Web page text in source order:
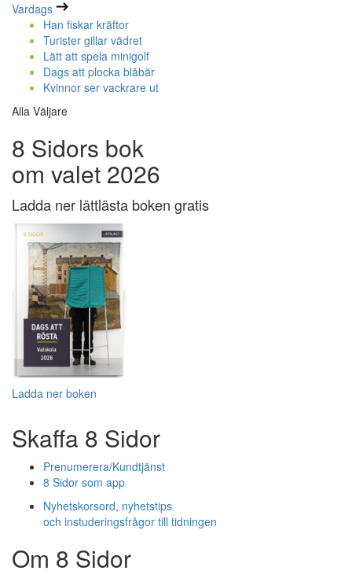
Vardags
Han fiskar kräftor
Turister gillar vädret
Lätt att spela minigolf
Dags att plocka blåbär
Kvinnor ser vackrare ut
Alla Väljare
8 Sidors bok
om valet 2026
Ladda ner lättlästa boken gratis
Ladda ner boken
Skaffa 8 Sidor
Prenumerera/Kundtjänst
8 Sidor som app
Nyhetskorsord, nyhetstips
och instuderingsfrågor till tidningen
Om 8 Sidor